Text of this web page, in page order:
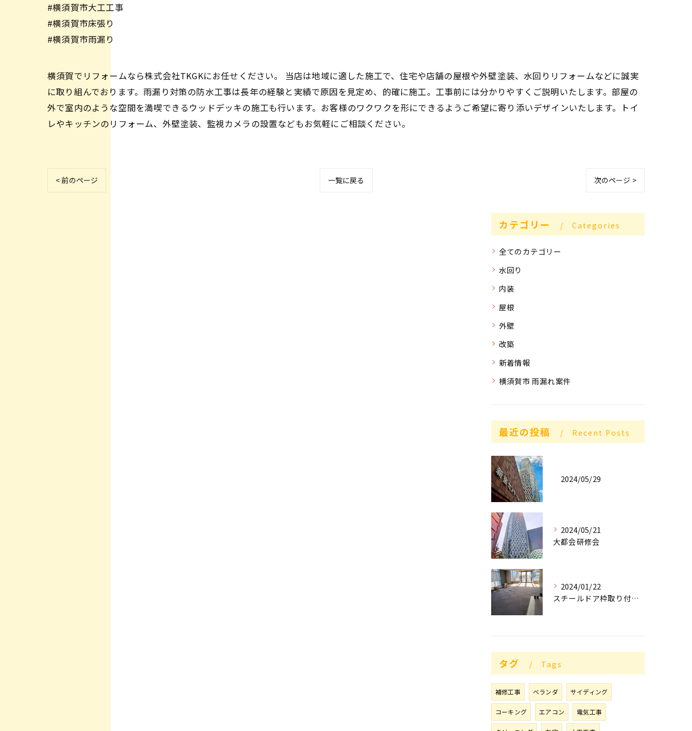
#横須賀市大工工事
#横須賀市床張り
#横須賀市雨漏り
横須賀でリフォームなら株式会社TKGKにお任せください。 当店は地域に適した施工で、住宅や店舗の屋根や外壁塗装、水回りリフォームなどに誠実
に取り組んでおります。雨漏り対策の防水工事は長年の経験と実績で原因を見定め、的確に施工。工事前には分かりやすくご説明いたします。部屋の
外で室内のような空間を満喫できるウッドデッキの施工も行います。お客様のワクワクを形にできるようご希望に寄り添いデザインいたします。トイ
レやキッチンのリフォーム、外壁塗装、監視カメラの設置などもお気軽にご相談ください。
< 前のページ 一覧に戻る 次のページ >
カテゴリー Categories
全てのカテゴリー
水回り
内装
屋根
外壁
改築
新着情報
横須賀市 雨漏れ案件
最近の投稿 Recent Posts
2024/05/29
2024/05/21
大都会研修会
2024/01/22
スチールドア枠取り付け工事順調な滑り出し❗
タグ Tags
補修工事 ベランダ サイディング
コーキング エアコン 電気工事